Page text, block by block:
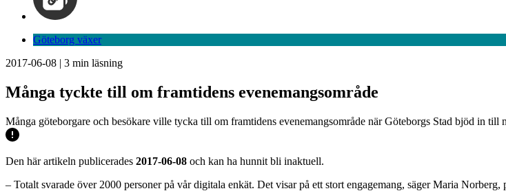
Göteborg växer
2017-06-08 | 3 min läsning
Många tyckte till om framtidens evenemangsområde
Många göteborgare och besökare ville tycka till om framtidens evenemangsområde när Göteborgs Stad bjöd in till
Den här artikeln publicerades 2017-06-08 och kan ha hunnit bli inaktuell.
– Totalt svarade över 2000 personer på vår digitala enkät. Det visar på ett stort engagemang, säger Maria